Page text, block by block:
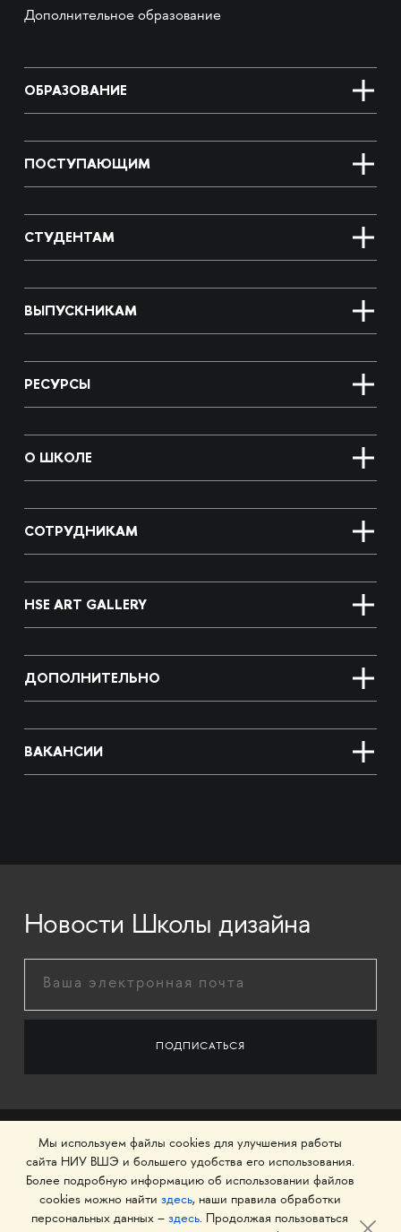
Дополнительное образование
ОБРАЗОВАНИЕ
ПОСТУПАЮЩИМ
СТУДЕНТАМ
ВЫПУСКНИКАМ
РЕСУРСЫ
О ШКОЛЕ
СОТРУДНИКАМ
HSE ART GALLERY
ДОПОЛНИТЕЛЬНО
ВАКАНСИИ
Новости Школы дизайна
Мы используем файлы cookies для улучшения работы
сайта НИУ ВШЭ и большего удобства его использования.
Более подробную информацию об использовании файлов
cookies можно найти здесь, наши правила обработки
персональных данных – здесь. Продолжая пользоваться